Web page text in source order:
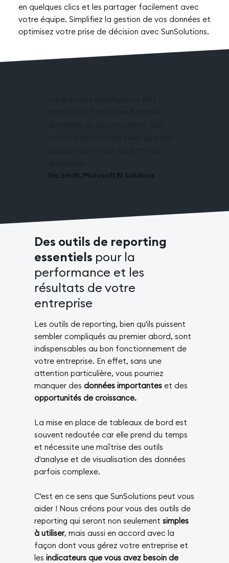
en quelques clics et les partager facilement avec
votre équipe. Simplifiez la gestion de vos données et
optimisez votre prise de décision avec SunSolutions.
Nic Smith, Microsoft BI Solutions
Des outils de reporting
essentiels pour la
performance et les
résultats de votre
entreprise
Les outils de reporting, bien qu'ils puissent
sembler compliqués au premier abord, sont
indispensables au bon fonctionnement de
votre entreprise. En effet, sans une
attention particulière, vous pourriez
manquer des données importanteset des
opportunités de croissance.
La mise en place de tableaux de bord est
souvent redoutée car elle prend du temps
et nécessite une maîtrise des outils
d'analyse et de visualisation des données
parfois complexe.
C'est en ce sens que SunSolutions peut vous
aider ! Nous créons pour vous des outils de
reporting qui seront non seulement simples
à utiliser, mais aussi en accord avec la
façon dont vous gérez votre entreprise et
les indicateurs que vous avez besoin de